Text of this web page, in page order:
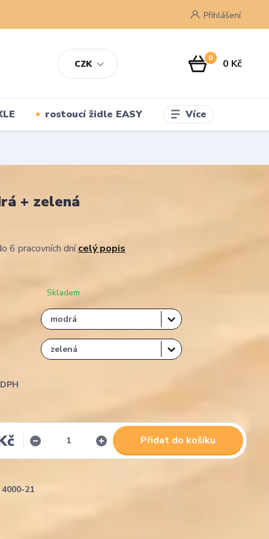
CZK
Přihlášení
0 0 Kč
rostoucí židle EASY Více
+ zelená
6 pracovních dnícelý popis
Skladem
Přidat do košíku
4000-21